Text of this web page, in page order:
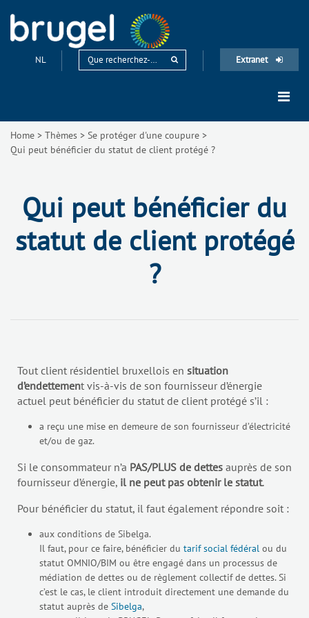
NL Extranet
Home > Thèmes > Se protéger d'une coupure >
Qui peut bénéficier du statut de client protégé ?
Qui peut bénéficier du
statut de client protégé
?
Tout client résidentiel bruxellois en situation
d’endettement vis-à-vis de son fournisseur d’énergie
actuel peut bénéficier du statut de client protégé s’il :
a reçu une mise en demeure de son fournisseur d’électricité
et/ou de gaz.
Si le consommateur n’a PAS/PLUS de dettes auprès de son
fournisseur d’énergie, il ne peut pas obtenir le statut.
Pour bénéficier du statut, il faut également répondre soit :
aux conditions de Sibelga.
Il faut, pour ce faire, bénéficier du tarif social fédéral ou du
statut OMNIO/BIM ou être engagé dans un processus de
médiation de dettes ou de règlement collectif de dettes. Si
c’est le cas, le client introduit directement une demande du
statut auprès de Sibelga,